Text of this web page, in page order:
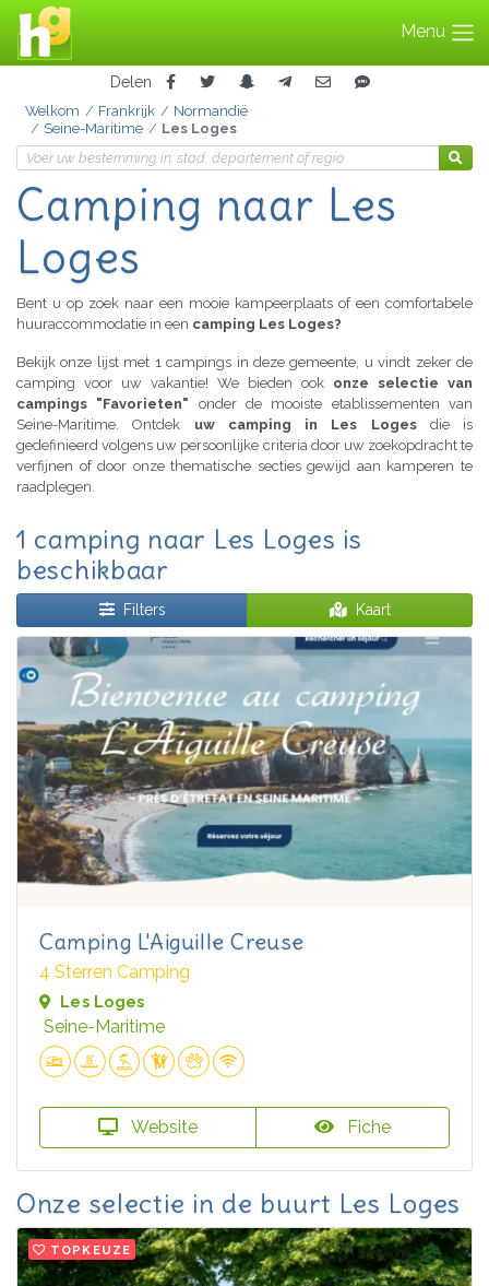
Menu
Delen
Welkom Frankrijk
Normandië
Seine-Maritime
Les Loges
Camping naar Les
Loges
Bent u op zoek naar een mooie kampeerplaats of een comfortabele
huuraccommodatie in een camping Les Loges?
Bekijk onze lijst met 1 campings in deze gemeente, u vindt zeker de
camping voor uw vakantie! We bieden ook onze selectie van
campings "Favorieten" onder de mooiste etablissementen van
Seine-Maritime. Ontdek uw camping in Les Logesdie is
gedefinieerd volgens uw persoonlijke criteria door uw zoekopdracht te
verfijnen of door onze thematische secties gewijd aan kamperen te
raadplegen.
1 camping naar Les Loges is
beschikbaar
Filters Kaart
Camping L'Aiguille Creuse
4 Sterren Camping
Les Loges
Seine-Maritime
Website Fiche
Onze selectie in de buurt Les Loges
TOPKEUZE